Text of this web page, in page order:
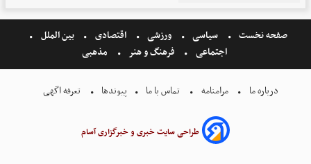
صفحه نخست سیاسی ورزشی اقتصادی
بین الملل
اجتماعی
فرهنگ و هنر مذهبی
درباره ما مرامنامه تماس با ما پیوندها تعرفه اگهی
طراحی سایت خبری و خبرگزاری آسام